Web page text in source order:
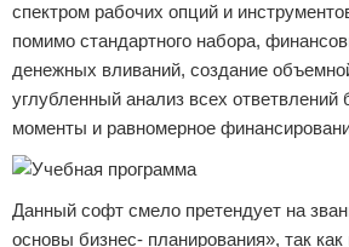
спектром рабочих опций и
помимо стандартного набора,
денежных вливаний, создание
углубленный анализ всех
моменты и равномерное
Данный софт смело претендует на
основы бизнес- планирования», так